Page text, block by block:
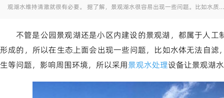
观湖水维持清澈就很有必要。 据了解，景观湖水很容易出现一些问题。比如水
不管是公园景观湖还是小区内建设的景观湖，都属于人
形成的，所以在生态上面会出现一些问题，比如水体无法自
生等问题，影响周围环境，所以采用景观水处理设备让景观湖